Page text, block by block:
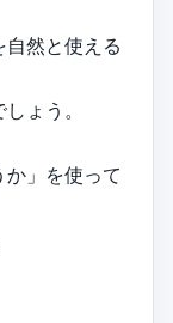
自然と使える
ょう。
」を使って